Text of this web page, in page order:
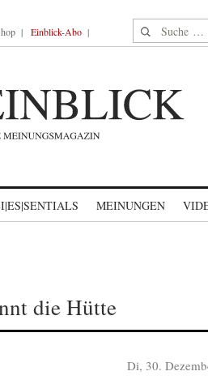
Einblick-Abo Suche nach:
MEINUNGEN
die Hütte
Di, 30.